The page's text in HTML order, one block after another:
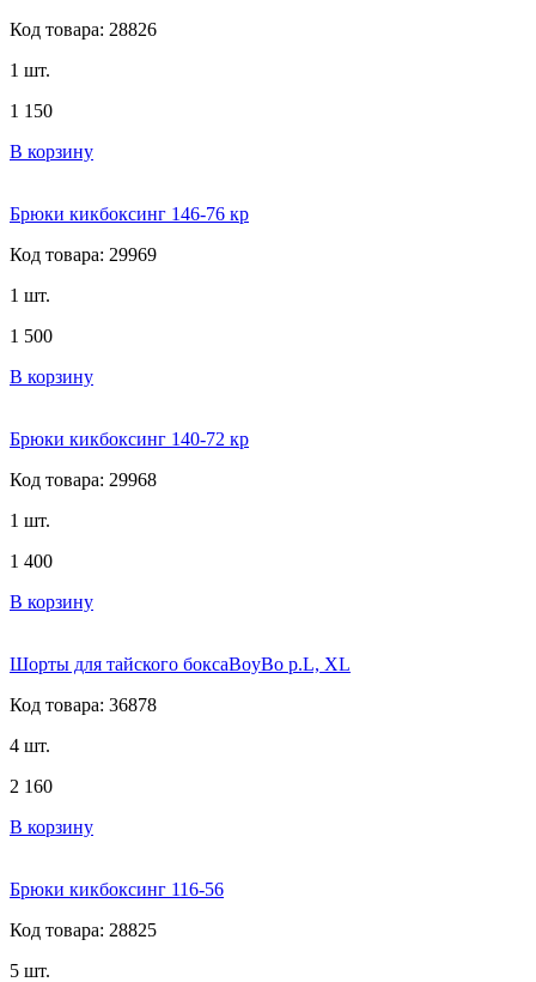
Код товара: 28826
1 шт.
1 150
В корзину
Брюки кикбоксинг 146-76 кр
Код товара: 29969
1 шт.
1 500
В корзину
Брюки кикбоксинг 140-72 кр
Код товара: 29968
1 шт.
1 400
В корзину
Шорты для тайского боксаBoyBo р.L, XL
Код товара: 36878
4 шт.
2 160
В корзину
Брюки кикбоксинг 116-56
Код товара: 28825
5 шт.